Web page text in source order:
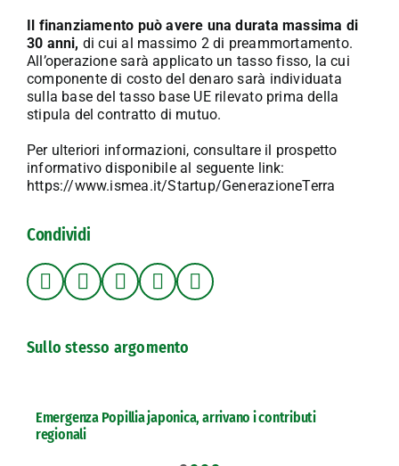
Il finanziamento può avere una durata massima di
30 anni, di cui al massimo 2 di preammortamento.
All’operazione sarà applicato un tasso fisso, la cui
componente di costo del denaro sarà individuata
sulla base del tasso base UE rilevato prima della
stipula del contratto di mutuo.
Per ulteriori informazioni, consultare il prospetto
informativo disponibile al seguente link:
https://www.ismea.it/Startup/GenerazioneTerra
Condividi
Sullo stesso argomento
Emergenza Popillia japonica, arrivano i contributi
regionali